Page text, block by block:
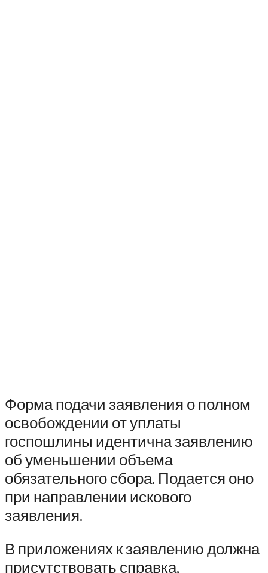
Форма подачи заявления о полном
освобождении от уплаты
госпошлины идентична заявлению
об уменьшении объема
обязательного сбора. Подается оно
при направлении искового
заявления.
В приложениях к заявлению должна
присутствовать справка,